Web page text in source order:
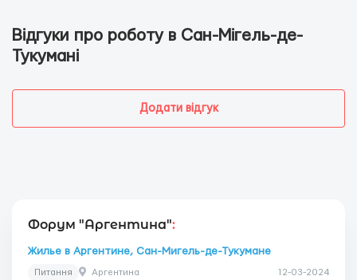
Відгуки про роботу в Сан-Мігель-де-
Тукумані
Додати відгук
Форум "Аргентина":
Жилье в Аргентине, Сан-Мигель-де-Тукумане
Питання Аргентина 12-03-2024